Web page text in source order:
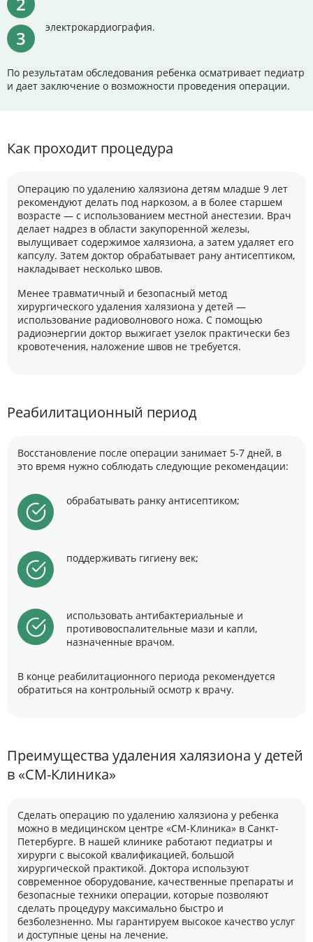
электрокардиография.
По результатам обследования ребенка осматривает педиатр
и дает заключение о возможности проведения операции.
Как проходит процедура
Операцию по удалению халязиона детям младше 9 лет
рекомендуют делать под наркозом, а в более старшем
возрасте — с использованием местной анестезии. Врач
делает надрез в области закупоренной железы,
вылущивает содержимое халязиона, а затем удаляет его
капсулу. Затем доктор обрабатывает рану антисептиком,
накладывает несколько швов.
Менее травматичный и безопасный метод
хирургического удаления халязиона у детей —
использование радиоволнового ножа. С помощью
радиоэнергии доктор выжигает узелок практически без
кровотечения, наложение швов не требуется.
Реабилитационный период
Восстановление после операции занимает 5-7 дней, в
это время нужно соблюдать следующие рекомендации:
обрабатывать ранку антисептиком;
поддерживать гигиену век;
использовать антибактериальные и
противовоспалительные мази и капли,
назначенные врачом.
В конце реабилитационного периода рекомендуется
обратиться на контрольный осмотр к врачу.
Преимущества удаления халязиона у детей
в «СМ-Клиника»
Сделать операцию по удалению халязиона у ребенка
можно в медицинском центре «СМ-Клиника» в Санкт-
Петербурге. В нашей клинике работают педиатры и
хирурги с высокой квалификацией, большой
хирургической практикой. Доктора используют
современное оборудование, качественные препараты и
безопасные техники операции, которые позволяют
сделать процедуру максимально быстро и
безболезненно. Мы гарантируем высокое качество услуг
и доступные цены на лечение.